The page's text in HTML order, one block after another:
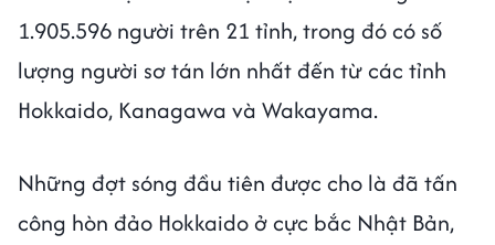
1.905.596 người trên 21 tỉnh, trong đó có số
lượng người sơ tán lớn nhất đến từ các tỉnh
Hokkaido, Kanagawa và Wakayama.
Những đợt sóng đầu tiên được cho là đã tấn
công hòn đảo Hokkaido ở cực bắc Nhật Bản,